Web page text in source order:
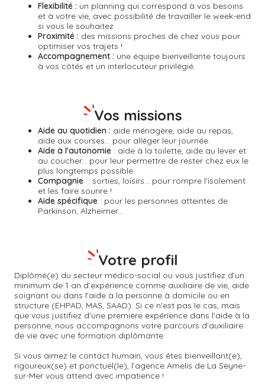
Flexibilité : un planning qui correspond à vos besoins
et à votre vie, avec possibilité de travailler le week-end
si vous le souhaitez.
Proximité : des missions proches de chez vous pour
optimiser vos trajets !
Accompagnement : une équipe bienveillante toujours
à vos côtés et un interlocuteur privilégié.
Aide au quotidien : aide ménagère, aide au repas,
aide aux courses... pour alléger leur journée.
Aide à l'autonomie : aide à la toilette, aide au lever et
au coucher... pour leur permettre de rester chez eux le
plus longtemps possible.
Compagnie : sorties, loisirs... pour rompre l'isolement
et les faire sourire !
Aide spécifique : pour les personnes atteintes de
Parkinson, Alzheimer...
Vos missions
Diplômé(e) du secteur médico-social ou vous justifiez d’un
minimum de 1 an d’expérience comme auxiliaire de vie, aide
soignant ou dans l'aide à la personne à domicile ou en
structure (EHPAD, MAS, SAAD). Si ce n'est pas le cas, mais
que vous justifiez d'une première expérience dans l'aide à la
personne, nous accompagnons votre parcours d'auxiliaire
de vie avec une formation diplômante.
Si vous aimez le contact humain, vous êtes bienveillant(e),
rigoureux(se) et ponctuel(le), l’agence Amelis de La Seyne-
sur-Mer vous attend avec impatience !
Votre profil